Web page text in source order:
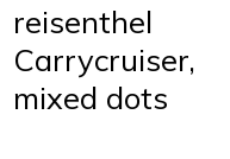
reisenthel
Carrycruiser,
mixed dots